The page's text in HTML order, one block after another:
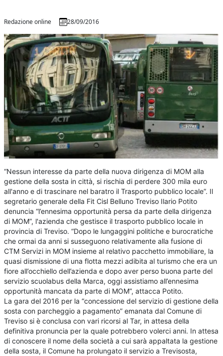
Redazione online 28/09/2016
“Nessun interesse da parte della nuova dirigenza di MOM alla
gestione della sosta in città, si rischia di perdere 300 mila euro
all'anno e di trascinare nel baratro il Trasporto pubblico locale”. Il
segretario generale della Fit Cisl Belluno Treviso Ilario Potito
denuncia “l’ennesima opportunità persa da parte della dirigenza
di MOM”, l'azienda che gestisce il trasporto pubblico locale in
provincia di Treviso. “Dopo le lungaggini politiche e burocratiche
che ormai da anni si susseguono relativamente alla fusione di
CTM Servizi in MOM insieme al relativo pacchetto immobiliare, la
quasi dismissione di una flotta mezzi adibita al turismo che era un
fiore all’occhiello dell’azienda e dopo aver perso buona parte del
servizio scuolabus della Marca, oggi assistiamo all’ennesima
opportunità mancata da parte di MOM”, attacca Potito.
La gara del 2016 per la “concessione del servizio di gestione della
sosta con parcheggio a pagamento” emanata dal Comune di
Treviso si è conclusa con vari ricorsi al Tar, in attesa della
definitiva pronuncia per la quale potrebbero volerci anni. In attesa
di conoscere il nome della società a cui sarà appaltata la gestione
della sosta, il Comune ha prolungato il servizio a Trevisosta,